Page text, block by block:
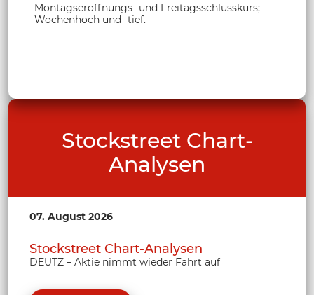
Montagseröffnungs- und Freitagsschlusskurs;
Wochenhoch und -tief.
---
Stockstreet Chart-
Analysen
07. August 2026
Stockstreet Chart-Analysen
DEUTZ – Aktie nimmt wieder Fahrt auf